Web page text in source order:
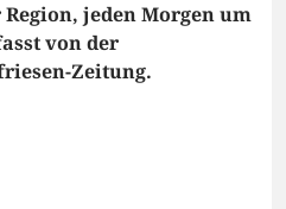
jeden Morgen um
von der
Zeitung.